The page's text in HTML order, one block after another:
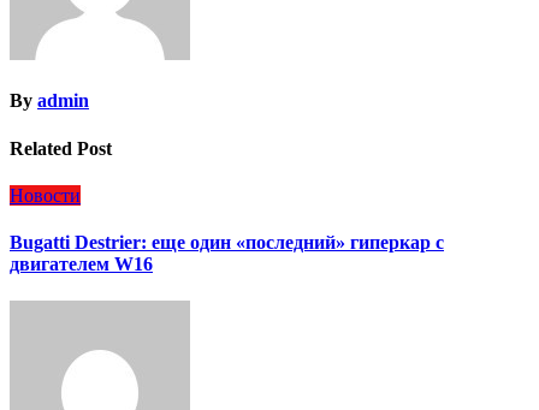
By admin
Related Post
Новости
Bugatti Destrier: еще один «последний» гиперкар с
двигателем W16